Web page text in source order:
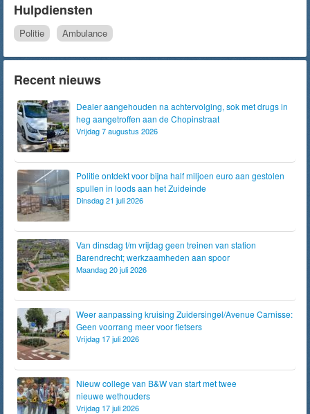
Hulpdiensten
Politie Ambulance
Recent nieuws
Dealer aangehouden na achtervolging, sok met drugs in
heg aangetroffen aan de Chopinstraat
Vrijdag 7 augustus 2026
Politie ontdekt voor bijna half miljoen euro aan gestolen
spullen in loods aan het Zuideinde
Dinsdag 21 juli 2026
Van dinsdag t/m vrijdag geen treinen van station
Barendrecht; werkzaamheden aan spoor
Maandag 20 juli 2026
Weer aanpassing kruising Zuidersingel/Avenue Carnisse:
Geen voorrang meer voor fietsers
Vrijdag 17 juli 2026
Nieuw college van B&W van start met twee
nieuwe wethouders
Vrijdag 17 juli 2026